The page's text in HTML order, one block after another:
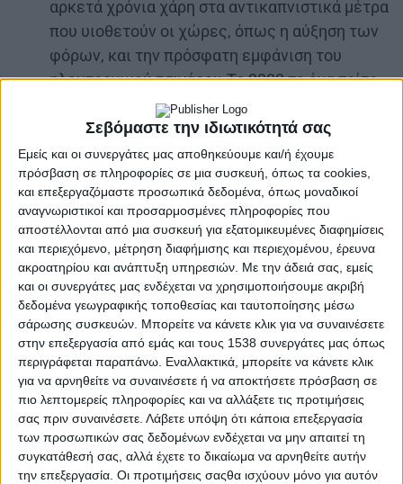
Σεβόμαστε την ιδιωτικότητά σας
Εμείς και οι συνεργάτες μας αποθηκεύουμε και/ή έχουμε
πρόσβαση σε πληροφορίες σε μια συσκευή, όπως τα cookies,
και επεξεργαζόμαστε προσωπικά δεδομένα, όπως μοναδικοί
αναγνωριστικοί και προσαρμοσμένες πληροφορίες που
αποστέλλονται από μια συσκευή για εξατομικευμένες διαφημίσεις
και περιεχόμενο, μέτρηση διαφήμισης και περιεχομένου, έρευνα
ακροατηρίου και ανάπτυξη υπηρεσιών. Με την άδειά σας, εμείς
και οι συνεργάτες μας ενδέχεται να χρησιμοποιήσουμε ακριβή
δεδομένα γεωγραφικής τοποθεσίας και ταυτοποίησης μέσω
σάρωσης συσκευών. Μπορείτε να κάνετε κλικ για να συναινέσετε
στην επεξεργασία από εμάς και τους 1538 συνεργάτες μας όπως
περιγράφεται παραπάνω. Εναλλακτικά, μπορείτε να κάνετε κλικ
για να αρνηθείτε να συναινέσετε ή να αποκτήσετε πρόσβαση σε
πιο λεπτομερείς πληροφορίες και να αλλάξετε τις προτιμήσεις
σας πριν συναινέσετε. Λάβετε υπόψη ότι κάποια επεξεργασία
των προσωπικών σας δεδομένων ενδέχεται να μην απαιτεί τη
συγκατάθεσή σας, αλλά έχετε το δικαίωμα να αρνηθείτε αυτήν
την επεξεργασία. Οι προτιμήσεις σαςθα ισχύουν μόνο για αυτόν
αρκετά χρόνια χάρη στα αντικαπνιστικά μέτρα
που υιοθετούν οι χώρες, όπως η αύξηση των
φόρων, και την πρόσφατη εμφάνιση του
ηλεκτρονικού τσιγάρου.Το 2000 το ένα τρίτο
του παγκόσμιου πληθυσμού άνω των 15 ετών
ήταν καπνιστές, έναντι του 20% που είναι
τώρα.
Πού καπνίζουν περισσότερο;
Ο μεγαλύτερος αριθμός καπνιστών βρίσκεται
στην Κίνα: η χώρα του 1,4 δισεκ. κατοίκων
μετρά σχεδόν 300 εκατ. καπνιστές, σύμφωνα
με τα στοιχεία του ΠΟΥ για το 2020.
Στην Ινδονησία επίσης υπάρχει μεγάλος
αριθμός καπνιστών μεταξύ των ανδρών: το
62,7% όσων είναι άνω των 15 ετών καπνίζει.
Το κάπνισμα αφορά πλέον κυρίως τις πιο
φτωχές χώρες: το 80% των καπνιστών ζει σε
χώρες με χαμηλό ή μεσαίο εισόδημα.